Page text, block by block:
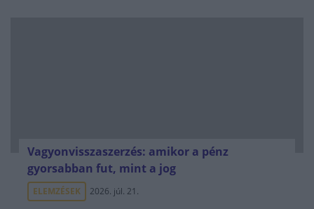
Vagyonvisszaszerzés: amikor a pénz
gyorsabban fut, mint a jog
ELEMZÉSEK 2026. júl. 21.